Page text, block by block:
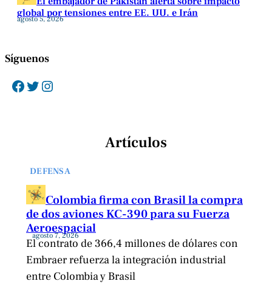
global por tensiones entre EE. UU. e Irán
agosto 5, 2026
Síguenos
Facebook Twitter Instagram
Artículos
DEFENSA
Colombia firma con Brasil la compra
de dos aviones KC-390 para su Fuerza
Aeroespacial
agosto 7, 2026
El contrato de 366,4 millones de dólares con
Embraer refuerza la integración industrial
entre Colombia y Brasil